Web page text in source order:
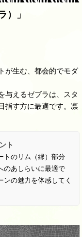
）」
が生む、都会的でモダ
与えるゼブラは、スタ
指す方に最適です。凛
ト
トのリム（縁）部分
のあしらいに最適で
の魅力を体感してく